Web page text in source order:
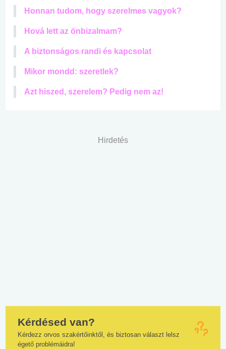
Honnan tudom, hogy szerelmes vagyok?
Hová lett az önbizalmam?
A biztonságos randi és kapcsolat
Mikor mondd: szeretlek?
Azt hiszed, szerelem? Pedig nem az!
Hirdetés
Kérdésed van?
Kérdezz orvos szakértőinktől, és biztosan választ lelsz
égető problémáidra!